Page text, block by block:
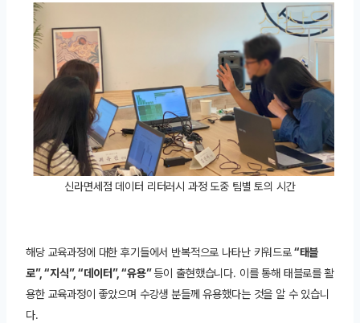
신라면세점 데이터 리터러시 과정 도중 팀별 토의 시간
해당 교육과정에 대한 후기들에서 반복적으로 나타난 키워드로“태블
로”, “지식”, “데이터”, “유용”등이 출현했습니다. 이를 통해 태블로를 활
용한 교육과정이 좋았으며 수강생 분들께 유용했다는 것을 알 수 있습니
다.